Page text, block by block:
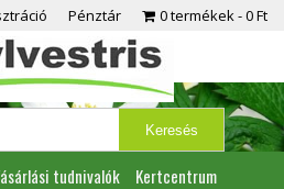
Pénztár 0 termékek 0 Ft
tudnivalók Kertcentrum